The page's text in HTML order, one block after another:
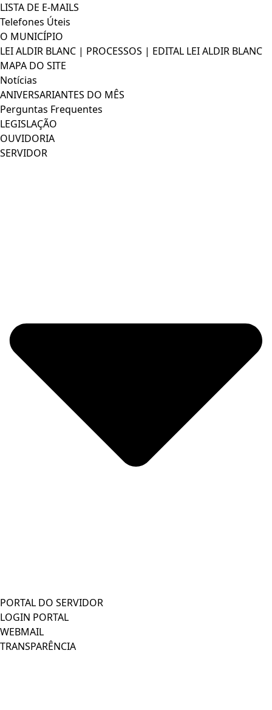
LISTA DE E-MAILS
Telefones Úteis
O MUNICÍPIO
LEI ALDIR BLANC | PROCESSOS | EDITAL LEI ALDIR BLANC
MAPA DO SITE
Notícias
ANIVERSARIANTES DO MÊS
Perguntas Frequentes
LEGISLAÇÃO
OUVIDORIA
SERVIDOR
PORTAL DO SERVIDOR
LOGIN PORTAL
WEBMAIL
TRANSPARÊNCIA